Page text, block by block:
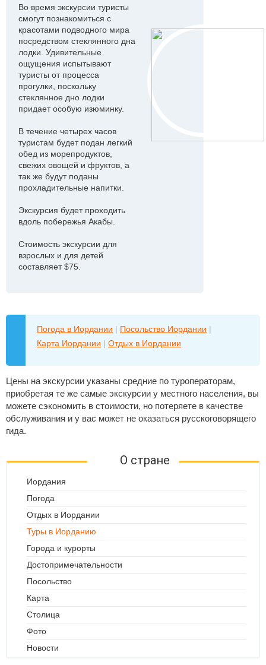
Во время экскурсии туристы
смогут познакомиться с
красотами подводного мира
посредством стеклянного дна
лодки. Удивительные
ощущения испытывают
туристы от процесса
прогулки, поскольку
стеклянное дно лодки
придает особую изюминку.
В течение четырех часов
туристам будет подан легкий
обед из морепродуктов,
свежих овощей и фруктов, а
так же будут поданы
прохладительные напитки.
Экскурсия будет проходить
вдоль побережья Акабы.
Стоимость экскурсии для
взрослых и для детей
составляет $75.
Погода в Иордании | Посольство Иордании |
Карта Иордании | Отдых в Иордании
Цены на экскурсии указаны средние по туроператорам,
приобретая те же самые экскурсии у местного населения, вы
можете сэкономить в стоимости, но потеряете в качестве
обслуживания и у вас может не оказаться русскоговорящего
гида.
О стране
Иордания
Погода
Отдых в Иордании
Туры в Иорданию
Города и курорты
Достопримечательности
Посольство
Карта
Столица
Фото
Новости